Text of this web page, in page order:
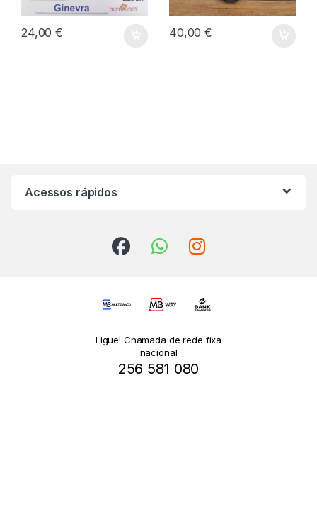
24,00€ 40,00€
Acessos rápidos
Ligue! Chamada de rede fixa
nacional
256 581 080